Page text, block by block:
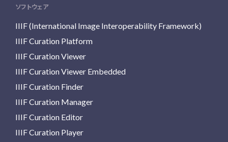
ソフトウェア
IIIF (International Image Interoperability Framework)
IIIF Curation Platform
IIIF Curation Viewer
IIIF Curation Viewer Embedded
IIIF Curation Finder
IIIF Curation Manager
IIIF Curation Editor
IIIF Curation Player